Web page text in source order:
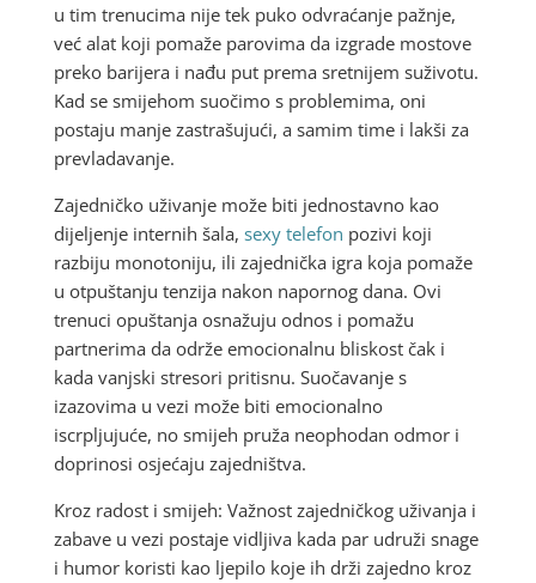
u tim trenucima nije tek puko odvraćanje pažnje,
već alat koji pomaže parovima da izgrade mostove
preko barijera i nađu put prema sretnijem suživotu.
Kad se smijehom suočimo s problemima, oni
postaju manje zastrašujući, a samim time i lakši za
prevladavanje.
Zajedničko uživanje može biti jednostavno kao
dijeljenje internih šala, sexy telefon pozivi koji
razbiju monotoniju, ili zajednička igra koja pomaže
u otpuštanju tenzija nakon napornog dana. Ovi
trenuci opuštanja osnažuju odnos i pomažu
partnerima da održe emocionalnu bliskost čak i
kada vanjski stresori pritisnu. Suočavanje s
izazovima u vezi može biti emocionalno
iscrpljujuće, no smijeh pruža neophodan odmor i
doprinosi osjećaju zajedništva.
Kroz radost i smijeh: Važnost zajedničkog uživanja i
zabave u vezi postaje vidljiva kada par udruži snage
i humor koristi kao ljepilo koje ih drži zajedno kroz